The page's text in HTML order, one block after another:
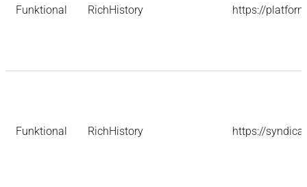
Funktional RichHistory https://
Funktional RichHistory https://